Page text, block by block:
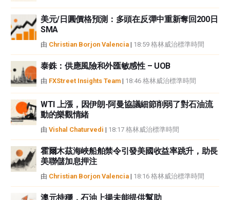
美元/日圓價格預測：多頭在反彈中重新奪回200日
SMA
由 Christian Borjon Valencia | 18:59 格林威治標準時間
泰銖：供應風險和外匯敏感性 – UOB
由 FXStreet Insights Team | 18:46 格林威治標準時間
WTI 上漲，因伊朗-阿曼協議細節削弱了對石油流
動的樂觀情緒
由 Vishal Chaturvedi | 18:17 格林威治標準時間
霍爾木茲海峽船舶禁令引發美國收益率跳升，助長
美聯儲加息押注
由 Christian Borjon Valencia | 18:16 格林威治標準時間
澳元持穩，石油上揚未能提供幫助